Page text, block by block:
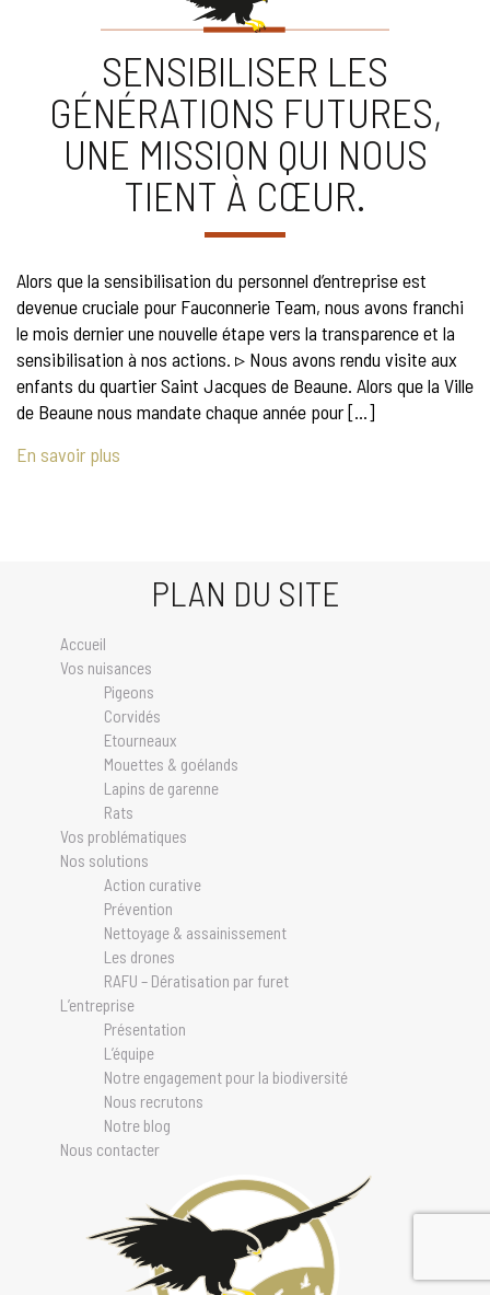
SENSIBILISER LES
GÉNÉRATIONS FUTURES,
UNE MISSION QUI NOUS
TIENT À CŒUR.
Alors que la sensibilisation du personnel d’entreprise est
devenue cruciale pour Fauconnerie Team, nous avons franchi
le mois dernier une nouvelle étape vers la transparence et la
sensibilisation à nos actions. ▹ Nous avons rendu visite aux
enfants du quartier Saint Jacques de Beaune. Alors que la Ville
de Beaune nous mandate chaque année pour […]
En savoir plus
PLAN DU SITE
Accueil
Vos nuisances
Pigeons
Corvidés
Etourneaux
Mouettes & goélands
Lapins de garenne
Rats
Vos problématiques
Nos solutions
Action curative
Prévention
Nettoyage & assainissement
Les drones
RAFU – Dératisation par furet
L’entreprise
Présentation
L’équipe
Notre engagement pour la biodiversité
Nous recrutons
Notre blog
Nous contacter